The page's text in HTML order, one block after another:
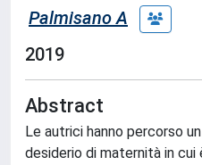
Palmisano A
2019
Abstract
Le autrici hanno percorso
desiderio di maternità in